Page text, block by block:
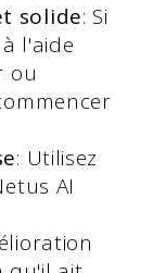
solide: Si
l'aide
ou
: Utilisez
AI